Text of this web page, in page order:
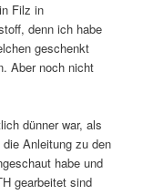
Filz in
denn ich habe
geschenkt
Aber noch nicht
dünner war, als
Anleitung zu den
habe und
gearbeitet sind